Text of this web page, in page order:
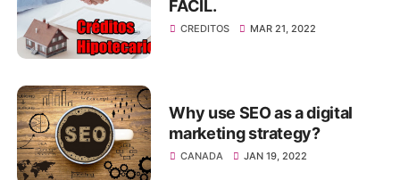
FACIL.
CREDITOS MAR 21, 2022
Why use SEO as a digital
marketing strategy?
CANADA JAN 19, 2022